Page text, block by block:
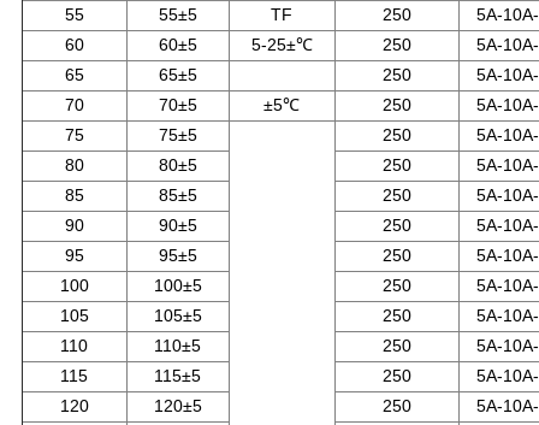
55
55±5 TF 250
5A-
60
60±5 5-25±℃ 250
5A-
65
65±5 250
5A-
70
70±5 ±5℃ 250
5A-
75
75±5 250
5A-
80
80±5 250
5A-
85
85±5 250
5A-
90
90±5 250
5A-
95
95±5 250
5A-
100
100±5 250
5A-
105
105±5 250
5A-
110
110±5 250
5A-
115
115±5 250
5A-
120
120±5 250 5A-